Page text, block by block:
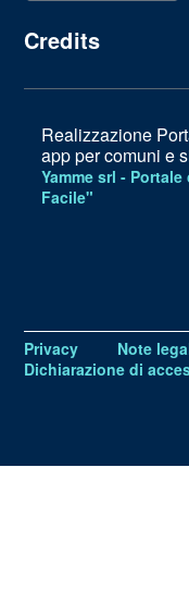
Credits
Realizzazione
app per comuni e
Yamme srl - Portale
Facile"
Privacy Note
Dichiarazione di